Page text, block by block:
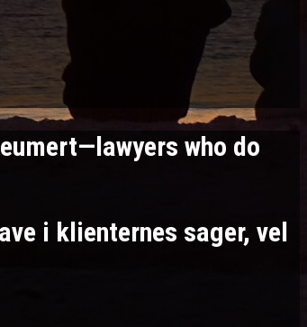
who do
i klienternes sager, vel